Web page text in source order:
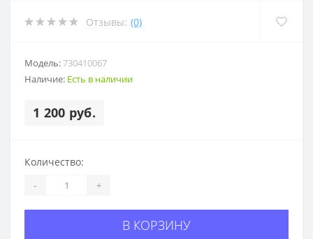
Отзывы: (0)
Модель:730410067
Наличие: Есть в наличии
1 200 руб.
Количество:
- +
В КОРЗИНУ